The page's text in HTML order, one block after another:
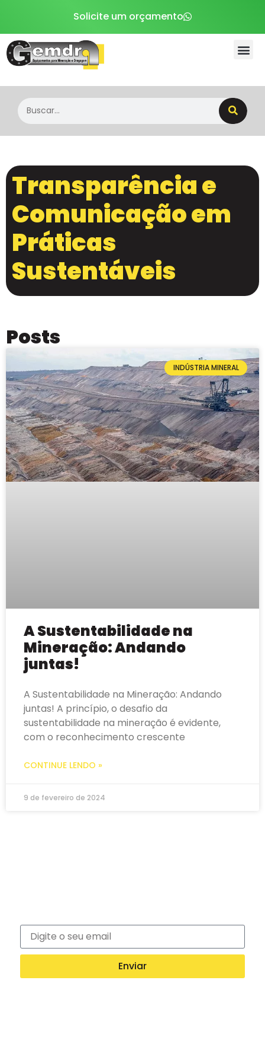
Solicite um orçamento
Transparência e
Comunicação em
Práticas
Sustentáveis
Posts
INDÚSTRIA MINERAL
A Sustentabilidade na
Mineração: Andando
juntas!
A Sustentabilidade na Mineração: Andando
juntas! A princípio, o desafio da
sustentabilidade na mineração é evidente,
com o reconhecimento crescente
CONTINUE LENDO »
9 de fevereiro de 2024
Enviar